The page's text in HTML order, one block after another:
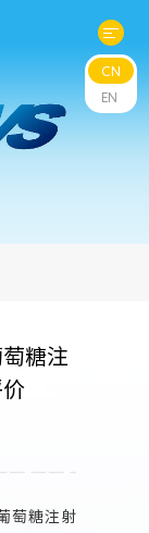
CN
EN
糖注
萄糖注射